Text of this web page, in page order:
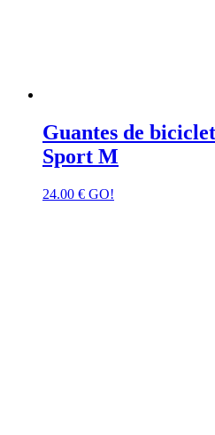
Guantes de
Sport M
24.00 € GO!